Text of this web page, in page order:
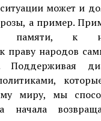
может и
а пример.
памяти, к
к праву народов
Поддерживая
миру, мы
начала